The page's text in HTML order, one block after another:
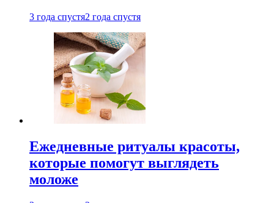
3 года спустя2 года спустя
Ежедневные ритуалы красоты,
которые помогут выглядеть
моложе